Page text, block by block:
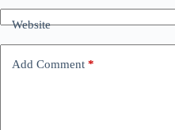
Website
Add Comment *